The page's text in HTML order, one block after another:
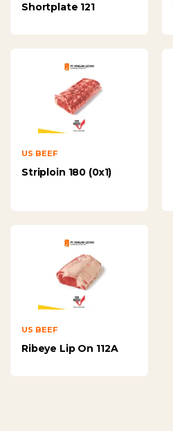
Shortplate 121
US BEEF
Striploin 180 (0x1)
US BEEF
Ribeye Lip On 112A